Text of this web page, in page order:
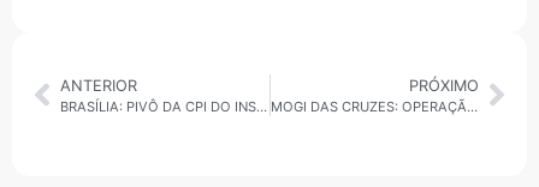
ANTERIOR
BRASÍLIA: PIVÔ DA CPI DO INSS AFIRMA QUE DELEGADO FAZIA ACERTOS PARA EMPRESÁRIO CAMISOTTI
PRÓXIMO
MOGI DAS CRUZES: OPERAÇÃO DA SECRETARIA DE SEGURANÇA APREENDE LINHA CHILENA E FAZ AUTUAÇÕES PELAS LEIS SECA E DO SILÊNCIO